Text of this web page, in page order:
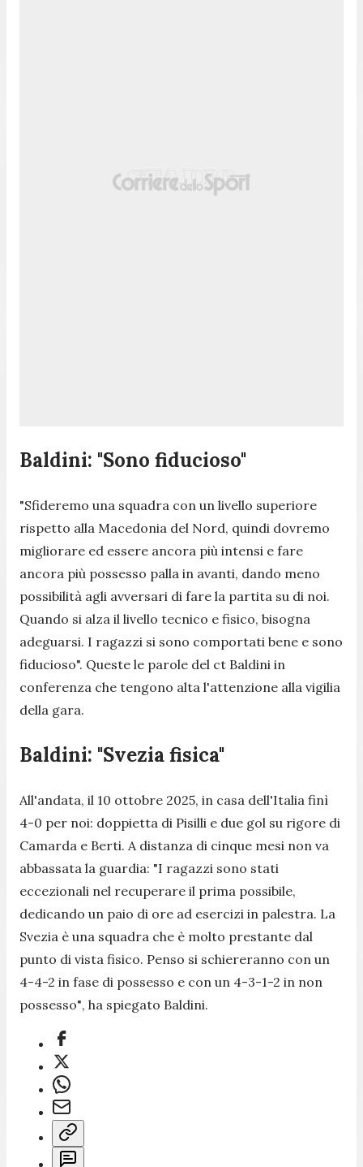
Baldini: "Sono fiducioso"
"Sfideremo una squadra con un livello superiore
rispetto alla Macedonia del Nord, quindi dovremo
migliorare ed essere ancora più intensi e fare
ancora più possesso palla in avanti, dando meno
possibilità agli avversari di fare la partita su di noi.
Quando si alza il livello tecnico e fisico, bisogna
adeguarsi. I ragazzi si sono comportati bene e sono
fiducioso". Queste le parole del ct Baldini in
conferenza che tengono alta l'attenzione alla vigilia
della gara.
Baldini: "Svezia fisica"
All'andata, il 10 ottobre 2025, in casa dell'Italia finì
4-0 per noi: doppietta di Pisilli e due gol su rigore di
Camarda e Berti. A distanza di cinque mesi non va
abbassata la guardia: "I ragazzi sono stati
eccezionali nel recuperare il prima possibile,
dedicando un paio di ore ad esercizi in palestra. La
Svezia è una squadra che è molto prestante dal
punto di vista fisico. Penso si schiereranno con un
4-4-2 in fase di possesso e con un 4-3-1-2 in non
possesso", ha spiegato Baldini.